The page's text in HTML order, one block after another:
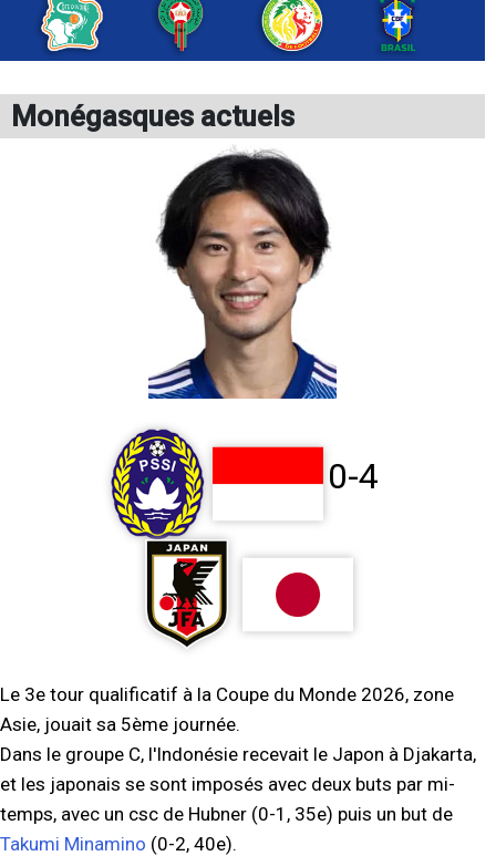
Monégasques actuels
0-4
Le 3e tour qualificatif à la Coupe du Monde 2026, zone
Asie, jouait sa 5ème journée.
Dans le groupe C, l'Indonésie recevait le Japon à Djakarta,
et les japonais se sont imposés avec deux buts par mi-
temps, avec un csc de Hubner (0-1, 35e) puis un but de
Takumi Minamino (0-2, 40e).